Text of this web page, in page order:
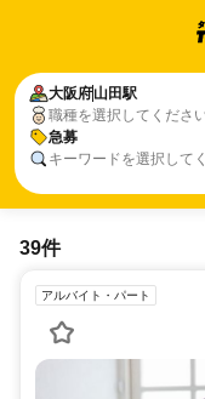
大阪府山田駅
職種を選択してくださ
急募
キーワードを選択して
39件
アルバイト・パート